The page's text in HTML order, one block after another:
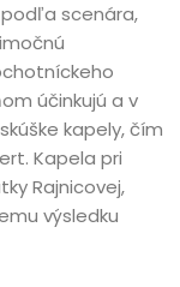
scenára,
účinkujú a v
kapely, čím
Kapela pri
Rajnicovej,
výsledku